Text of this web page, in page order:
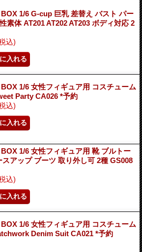
1/6 G-cup 巨乳 差替え バスト パー
素体 AT201 AT202 AT203 ボディ対応 2
込)
1/6 女性フィギュア用 コスチューム
Party CA026 *予約
込)
1/6 女性フィギュア用 靴 ブルトー
スアップ ブーツ 取り外し可 2種 GS008
込)
1/6 女性フィギュア用 コスチューム
Denim Suit CA021 *予約